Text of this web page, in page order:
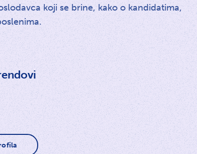
koji se brine, kako o kandidatima,